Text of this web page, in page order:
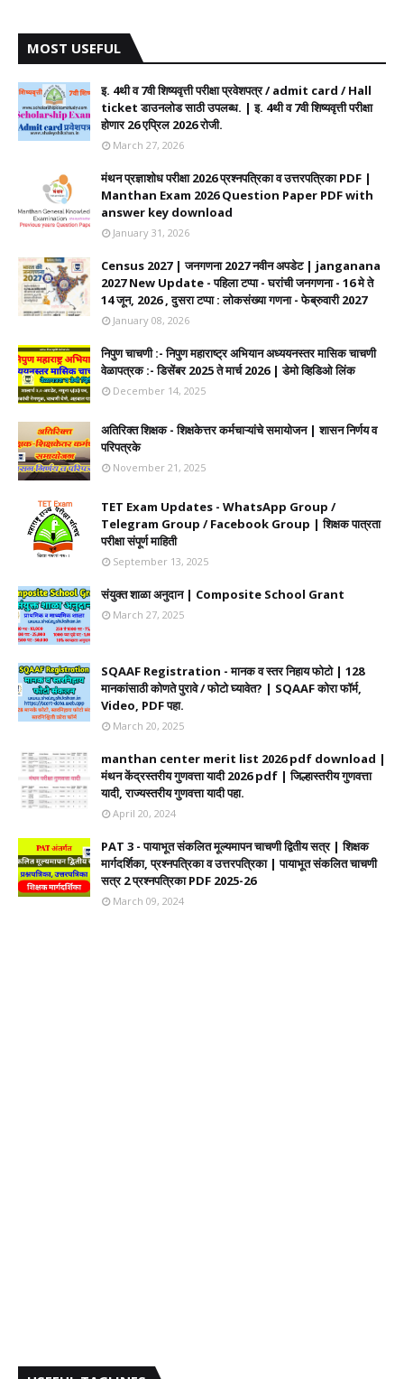
MOST USEFUL
इ. 4थी व 7वी शिष्यवृत्ती परीक्षा प्रवेशपत्र / admit card / Hall
ticket डाउनलोड साठी उपलब्ध. | इ. 4थी व 7वी शिष्यवृत्ती परीक्षा
होणार 26 एप्रिल 2026 रोजी.
March 27, 2026
मंथन प्रज्ञाशोध परीक्षा 2026 प्रश्नपत्रिका व उत्तरपत्रिका PDF |
Manthan Exam 2026 Question Paper PDF with
answer key download
January 31, 2026
Census 2027 | जनगणना 2027 नवीन अपडेट | janganana
2027 New Update - पहिला टप्पा - घरांची जनगणना - 16 मे ते
14 जून, 2026 , दुसरा टप्पा : लोकसंख्या गणना - फेब्रुवारी 2027
January 08, 2026
निपुण चाचणी :- निपुण महाराष्ट्र अभियान अध्ययनस्तर मासिक चाचणी
वेळापत्रक :- डिसेंबर 2025 ते मार्च 2026 | डेमो व्हिडिओ लिंक
December 14, 2025
अतिरिक्त शिक्षक - शिक्षकेत्तर कर्मचाऱ्यांचे समायोजन | शासन निर्णय व
परिपत्रके
November 21, 2025
TET Exam Updates - WhatsApp Group /
Telegram Group / Facebook Group | शिक्षक पात्रता
परीक्षा संपूर्ण माहिती
September 13, 2025
संयुक्त शाळा अनुदान | Composite School Grant
March 27, 2025
SQAAF Registration - मानक व स्तर निहाय फोटो | 128
मानकांसाठी कोणते पुरावे / फोटो घ्यावेत? | SQAAF कोरा फॉर्म,
Video, PDF पहा.
March 20, 2025
manthan center merit list 2026 pdf download |
मंथन केंद्रस्तरीय गुणवत्ता यादी 2026 pdf | जिल्हास्तरीय गुणवत्ता
यादी, राज्यस्तरीय गुणवत्ता यादी पहा.
April 20, 2024
PAT 3 - पायाभूत संकलित मूल्यमापन चाचणी द्वितीय सत्र | शिक्षक
मार्गदर्शिका, प्रश्नपत्रिका व उत्तरपत्रिका | पायाभूत संकलित चाचणी
सत्र 2 प्रश्नपत्रिका PDF 2025-26
March 09, 2024